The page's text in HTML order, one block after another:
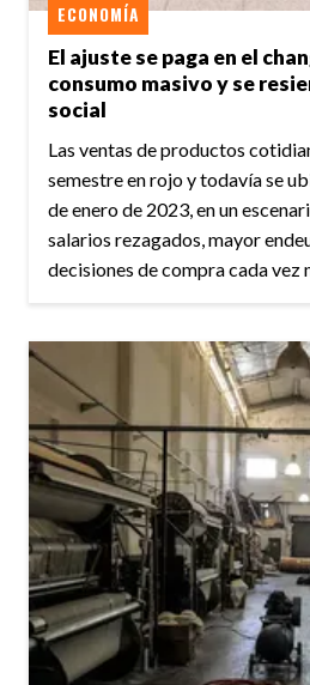
El ajuste se paga en el
consumo masivo y se
social
ECONOMÍA
Las ventas de productos
semestre en rojo y todavía se
de enero de 2023, en un
salarios rezagados, mayor
decisiones de compra cada vez